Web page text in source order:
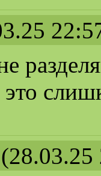
это
(28.03.25